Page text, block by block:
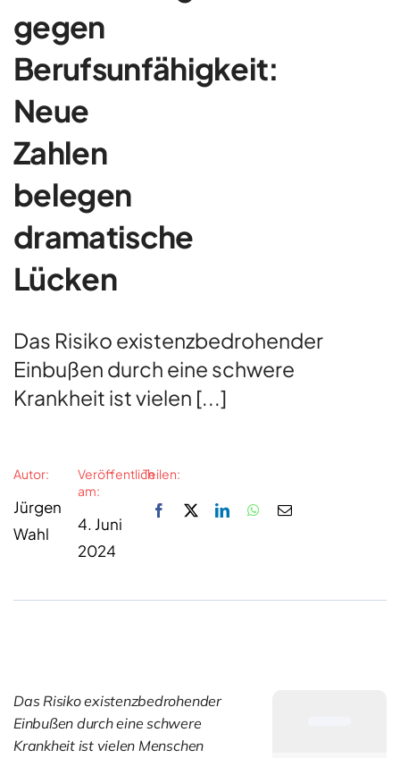
gegen
Berufsunfähigkeit:
Neue
Zahlen
belegen
dramatische
Lücken
Das Risiko existenzbedrohender
Einbußen durch eine schwere
Krankheit ist vielen [...]
Autor:
Jürgen
Wahl
Veröffentlich
am:
4. Juni
2024
Teilen:
Das Risiko existenzbedrohender
Einbußen durch eine schwere
Krankheit ist vielen Menschen